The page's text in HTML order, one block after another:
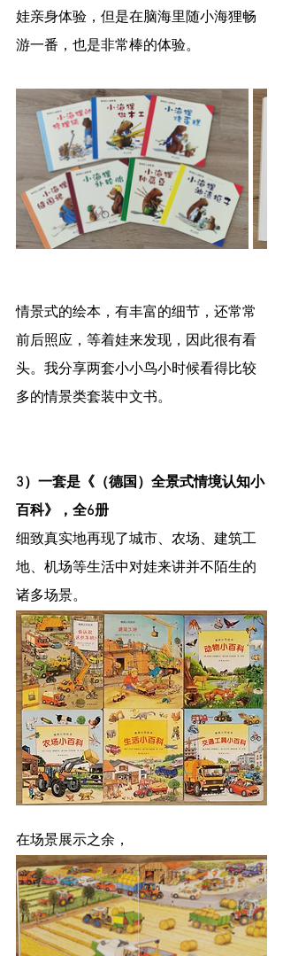
娃亲身体验，但是在脑海里随小海狸畅
游一番，也是非常棒的体验。
情景式的绘本，有丰富的细节，还常常
前后照应，等着娃来发现，因此很有看
头。我分享两套小小鸟小时候看得比较
多的情景类套装中文书。
3）一套是《（德国）全景式情境认知小
百科》，全6册
细致真实地再现了城市、农场、建筑工
地、机场等生活中对娃来讲并不陌生的
诸多场景。
在场景展示之余，